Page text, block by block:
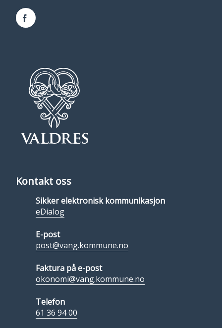
Facebook
Kontakt oss
Sikker elektronisk kommunikasjon
eDialog
E-post
post@vang.kommune.no
Faktura på e-post
okonomi@vang.kommune.no
Telefon
61 36 94 00